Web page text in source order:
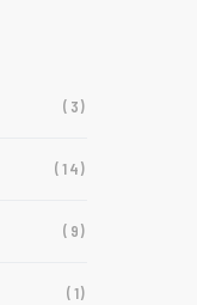
(3)
(14)
(9)
(1)